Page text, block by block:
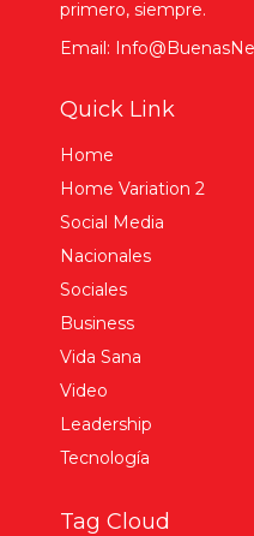
primero, siempre.
Email:
Quick Link
Home
Home Variation 2
Social Media
Nacionales
Sociales
Business
Vida Sana
Video
Leadership
Tecnología
Tag Cloud